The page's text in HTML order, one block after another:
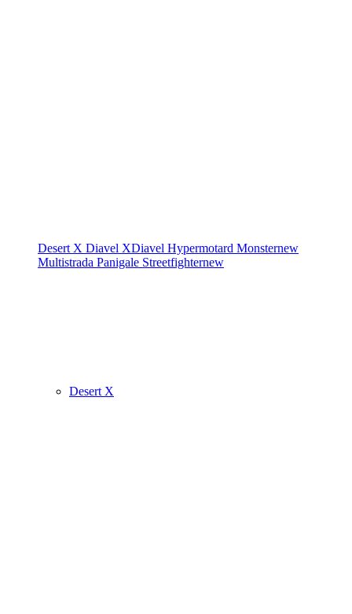
Desert X Diavel XDiavel Hypermotard Monsternew
Multistrada Panigale Streetfighternew
Desert X